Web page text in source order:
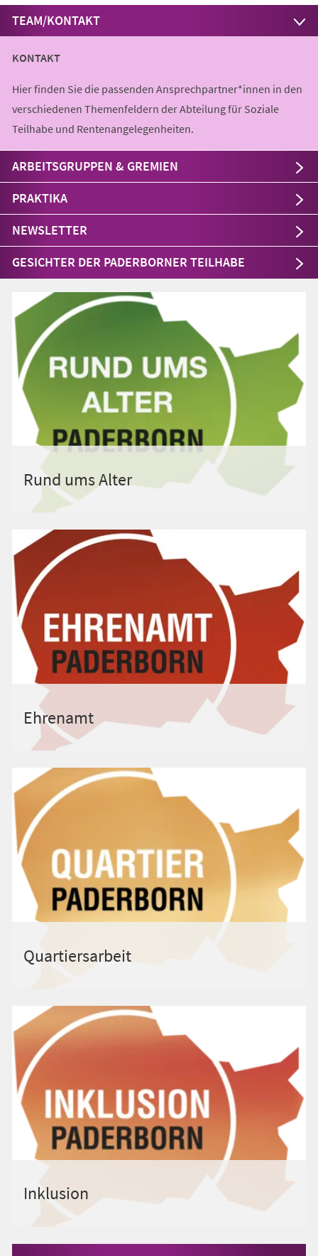
TEAM/KONTAKT
KONTAKT
Hier finden Sie die passenden Ansprechpartner*innen in den
verschiedenen Themenfeldern der Abteilung für Soziale
Teilhabe und Rentenangelegenheiten.
ARBEITSGRUPPEN & GREMIEN
PRAKTIKA
NEWSLETTER
GESICHTER DER PADERBORNER TEILHABE
Rund ums Alter
Ehrenamt
Quartiersarbeit
Inklusion